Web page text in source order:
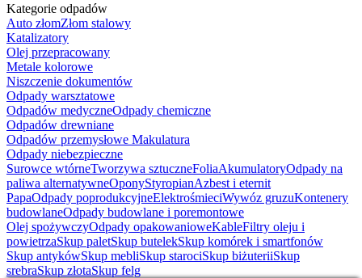
Kategorie odpadów
Auto złomZłom stalowy
Katalizatory
Olej przepracowany
Metale kolorowe
Niszczenie dokumentów
Odpady warsztatowe
Odpadów medyczneOdpady chemiczne
Odpadów drewniane
Odpadów przemysłowe Makulatura
Odpady niebezpieczne
Surowce wtórneTworzywa sztuczneFoliaAkumulatoryOdpady na
paliwa alternatywneOponyStyropianAzbest i eternit
PapaOdpady poprodukcyjneElektrośmieciWywóz gruzuKontenery
budowlaneOdpady budowlane i poremontowe
Olej spożywczyOdpady opakowanioweKableFiltry oleju i
powietrzaSkup paletSkup butelekSkup komórek i smartfonów
Skup antykówSkup mebliSkup starociSkup biżuteriiSkup
srebraSkup złotaSkup felg